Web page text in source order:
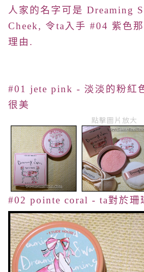
人家的名字可是 Dreaming
Cheek, 令ta入手 #04 紫色
理由.
#01 jete pink - 淡淡的粉紅
很美
點擊圖片放大
#02 pointe coral - ta對於珊